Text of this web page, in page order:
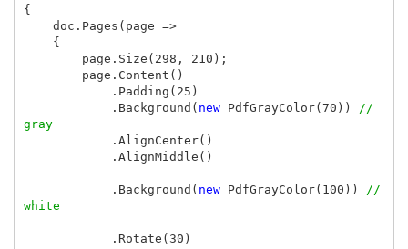
{
doc . Pages ( page =>
{
page . Size ( 298 , 210 );
page . Content ()
. Padding ( 25 )
. Background ( new PdfGrayColor( 70 ))
//
gray
. AlignCenter()
. AlignMiddle ()
. Background ( new PdfGrayColor( 100 ))
//
white
. Rotate ( 30 )